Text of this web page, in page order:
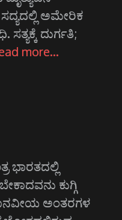
ಅಮೇರಿಕ
ಸತ್ಯಕ್ಕೆ ದುರ್ಗತಿ;
more…
ಭಾರತದಲ್ಲಿ
ಕುಗ್ಗಿ
ಅಂತರಗಳ